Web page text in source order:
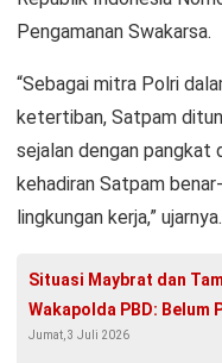
Pengamanan Swakarsa.
“Sebagai mitra Polri
ketertiban, Satpam
sejalan dengan pangkat
kehadiran Satpam
lingkungan kerja,” ujarnya.
Situasi Maybrat dan
Wakapolda PBD: Belum
Personel
Jumat, 3 Juli 2026